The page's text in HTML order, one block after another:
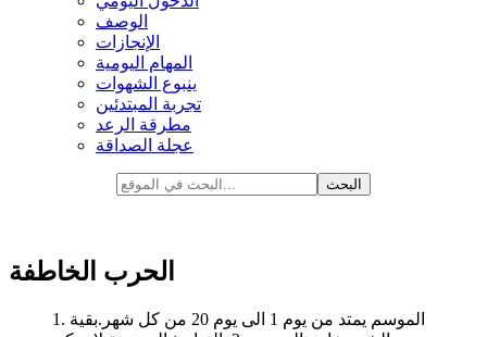
الوصف
الإنجازات
المهام اليومية
ينبوع الشهوات
تجربة المبتدئين
مطرقة الرعد
عجلة الصداقة
الحرب الخاطفة
1. الموسم يمتد من يوم 1 الى يوم 20 من كل شهر.بقية